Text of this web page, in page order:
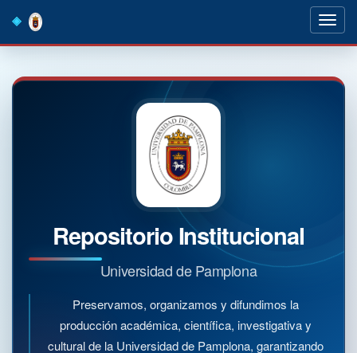
navigation
Repositorio Institucional
Universidad de Pamplona
Preservamos, organizamos y difundimos la
producción académica, científica, investigativa y
cultural de la Universidad de Pamplona, garantizando